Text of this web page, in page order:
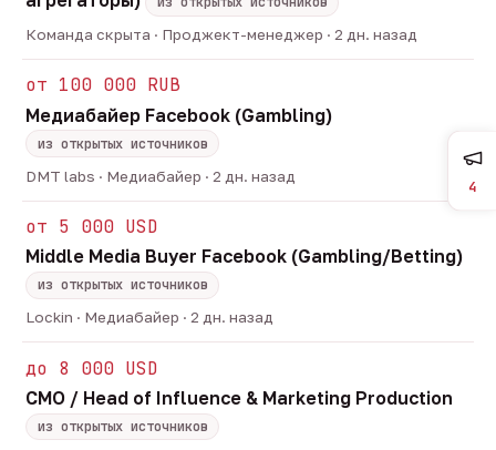
Команда скрыта · Проджект-менеджер · 2 дн. назад
от 100 000 RUB
Медиабайер Facebook (Gambling)
из открытых источников
DMT labs · Медиабайер · 2 дн. назад
от 5 000 USD
Middle Media Buyer Facebook (Gambling/Betting)
из открытых источников
Lockin · Медиабайер · 2 дн. назад
до 8 000 USD
CMO / Head of Influence & Marketing Production
из открытых источников
4